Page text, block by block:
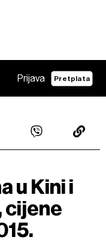
Prijava Pretplata
u Kini i
cijene